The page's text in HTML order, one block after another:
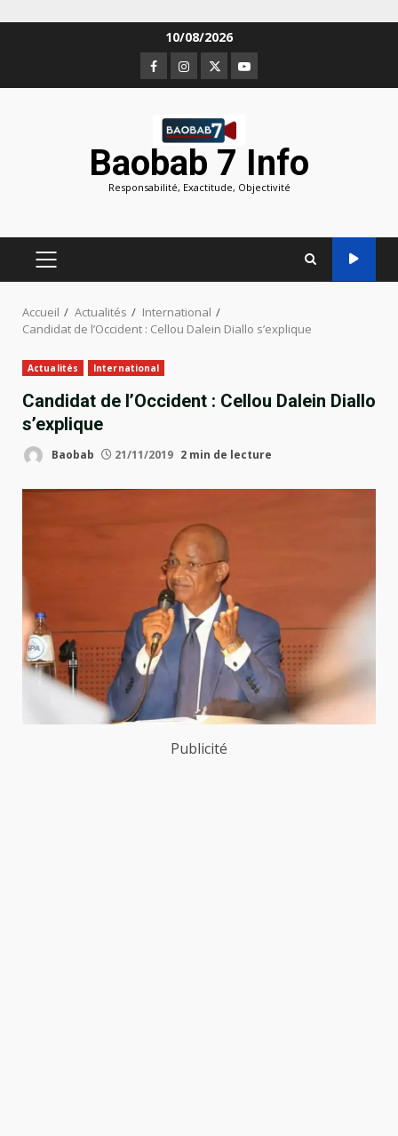
10/08/2026
Facebook
Instagram
TwitterYoutube
Baobab 7 Info
Responsabilité, Exactitude, Objectivité
MENU
PRINCIPAL
Accueil Actualités
International
Candidat de l’Occident : Cellou Dalein Diallo s’explique
Actualités International
Candidat de l’Occident : Cellou Dalein Diallo
s’explique
Baobab 21/11/2019 2 min de lecture
Publicité